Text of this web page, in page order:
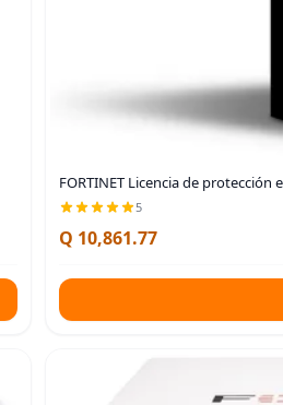
FORTINET Licencia de protección
5
Q 10,861.77